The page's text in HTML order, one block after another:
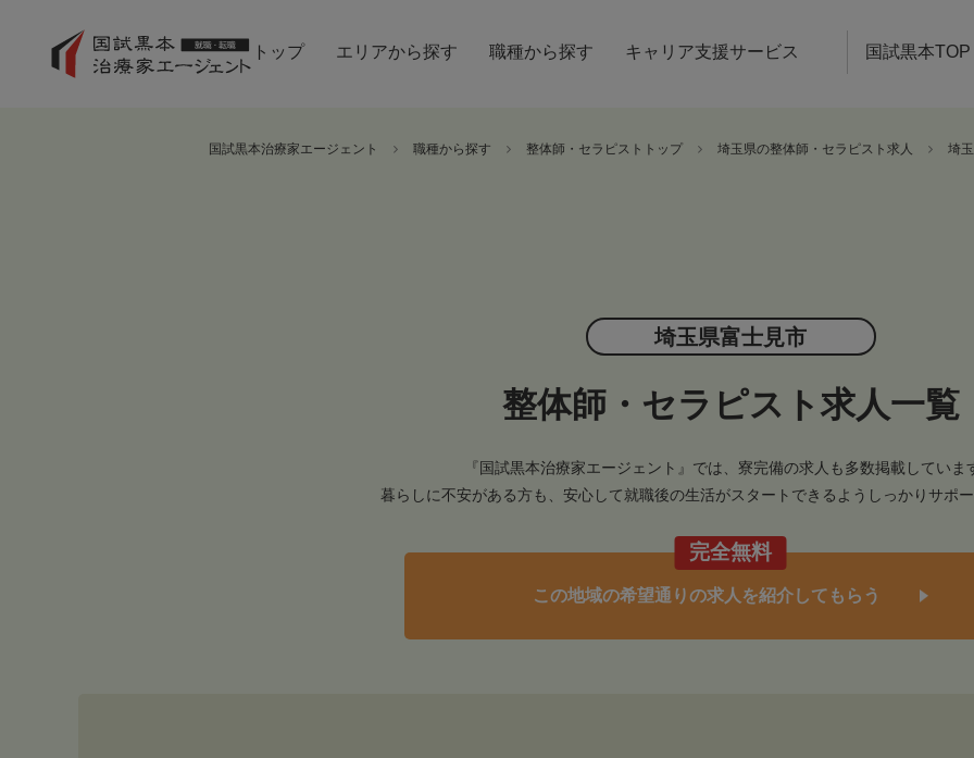
トップ エリアから探す 職種から探す キャリア支援サービス 国試黒本TOP
国試黒本治療家エージェント 職種から探す 整体師・セラピストトップ 埼玉県の整体師・セラピスト求人 埼
埼玉県富士見市
整体師・セラピスト求人一覧
『国試黒本治療家エージェント』では、寮完備の求人も多数掲載していま
暮らしに不安がある方も、安心して就職後の生活がスタートできるようしっかりサポ
完全無料
この地域の希望通りの求人を紹介してもらう